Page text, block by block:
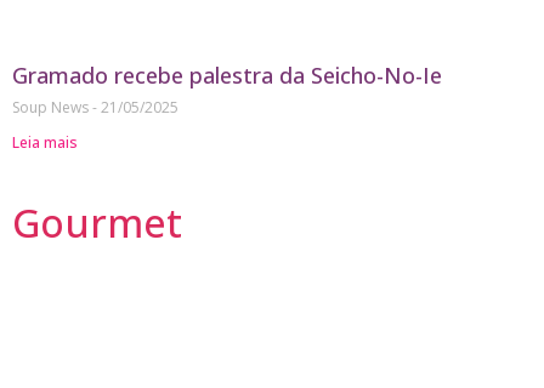
Gramado recebe palestra da Seicho-No-Ie
Soup News 21/05/2025
Leia mais
Gourmet